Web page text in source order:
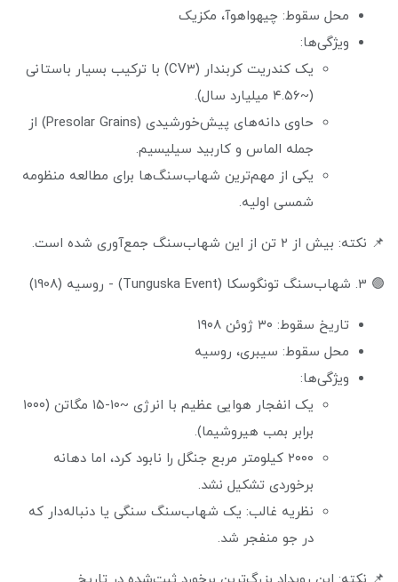
محل سقوط: چیهواهوآ، مکزیک
ویژگی‌ها:
یک کندریت کربندار (CV3) با ترکیب بسیار باستانی
(~۴.۵۶ میلیارد سال).
حاوی دانه‌های پیش‌خورشیدی (Presolar Grains) از
جمله الماس و کاربید سیلیسیم.
یکی از مهم‌ترین شهاب‌سنگ‌ها برای مطالعه منظومه
شمسی اولیه.
📌 نکته: بیش از ۲ تن از این شهاب‌سنگ جمع‌آوری شده است.
🟢 3. شهاب‌سنگ تونگوسکا (Tunguska Event) - روسیه (1908)
تاریخ سقوط: ۳۰ ژوئن ۱۹۰۸
محل سقوط: سیبری، روسیه
ویژگی‌ها:
یک انفجار هوایی عظیم با انرژی ~۱۰-۱۵ مگاتن (۱۰۰۰
برابر بمب هیروشیما).
۲۰۰۰ کیلومتر مربع جنگل را نابود کرد، اما دهانه
برخوردی تشکیل نشد.
نظریه غالب: یک شهاب‌سنگ سنگی یا دنباله‌دار که
در جو منفجر شد.